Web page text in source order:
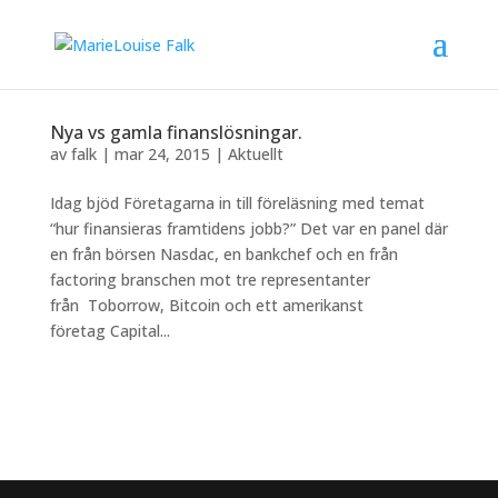
Nya vs gamla finanslösningar.
av falk| mar 24, 2015 | Aktuellt
Idag bjöd Företagarna in till föreläsning med temat
“hur finansieras framtidens jobb?” Det var en panel där
en från börsen Nasdac, en bankchef och en från
factoring branschen mot tre representanter
från Toborrow, Bitcoin och ett amerikanst
företag Capital...